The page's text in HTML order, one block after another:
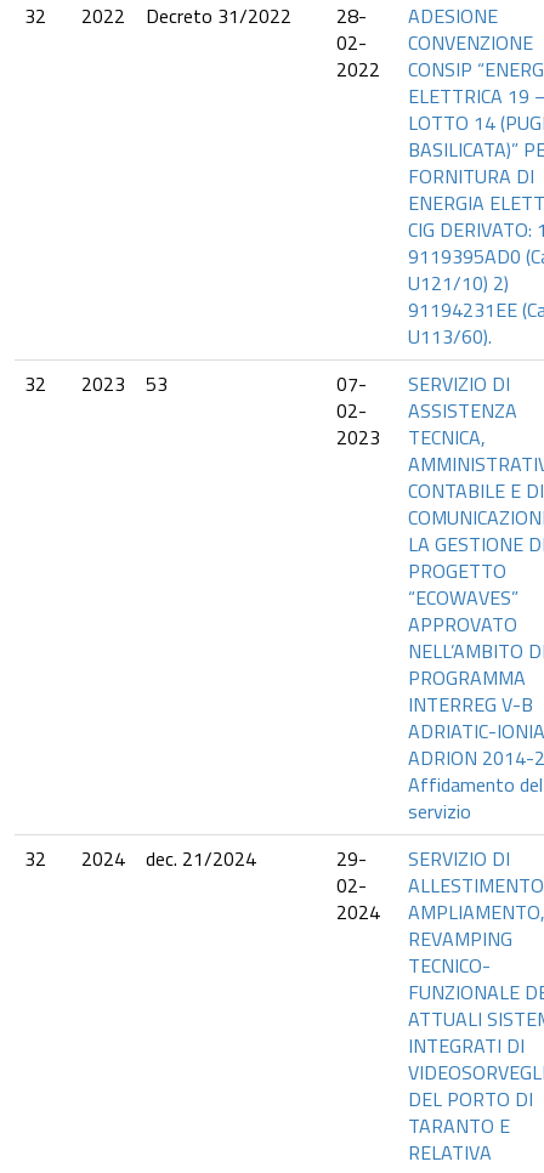
32
2022 Decreto 31/2022
28-
02-
2022
ADESIONE
CONVENZIONE
CONSIP
ELETTRICA 19
LOTTO 14
BASILICATA)”
FORNITURA DI
ENERGIA
CIG DERIVATO:
9119395AD0
U121/10) 2)
91194231EE
U113/60).
32
2023 53
07-
02-
2023
SERVIZIO DI
ASSISTENZA
TECNICA,
CONTABILE E DI
LA GESTIONE
PROGETTO
“ECOWAVES”
APPROVATO
NELL’AMBITO
PROGRAMMA
INTERREG V-B
ADRIATIC-
ADRION 2014-
Affidamento del
servizio
32
2024 dec. 21/2024
29-
02-
2024
SERVIZIO DI
AMPLIAMENTO,
REVAMPING
TECNICO-
FUNZIONALE
ATTUALI
INTEGRATI DI
DEL PORTO DI
TARANTO E
RELATIVA